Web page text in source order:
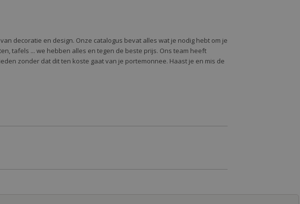
decoratie en design. Onze catalogus bevat alles wat je nodig hebt om je
tafels ... we hebben alles en tegen de beste prijs. Ons team heeft
zonder dat dit ten koste gaat van je portemonnee. Haast je en mis de